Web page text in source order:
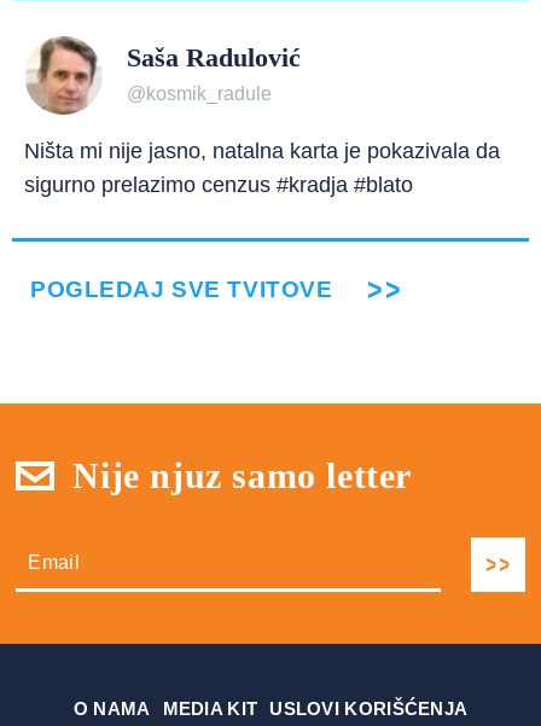
Saša Radulović
@kosmik_radule
Ništa mi nije jasno, natalna karta je pokazivala da
sigurno prelazimo cenzus #kradja #blato
POGLEDAJ SVE TVITOVE
Nije njuz samo letter
О NAMA MEDIA KIT USLOVI KORIŠĆENJA